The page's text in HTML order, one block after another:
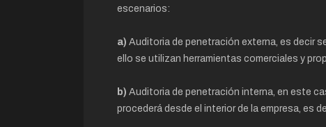
escenarios:
a) Auditoria de penetración externa, es decir
ello se utilizan herramientas comerciales y
b) Auditoria de penetración interna, en este
procederá desde el interior de la empresa, es